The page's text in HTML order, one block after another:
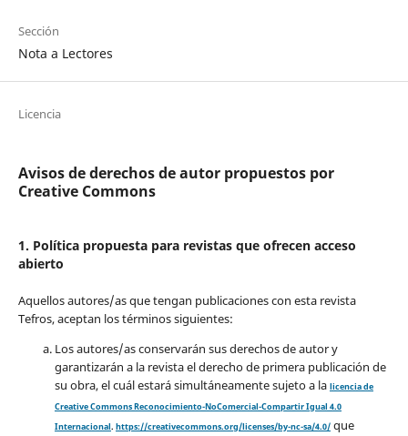
Sección
Nota a Lectores
Licencia
Avisos de derechos de autor propuestos por
Creative Commons
1. Política propuesta para revistas que ofrecen acceso
abierto
Aquellos autores/as que tengan publicaciones con esta revista
Tefros, aceptan los términos siguientes:
Los autores/as conservarán sus derechos de autor y
garantizarán a la revista el derecho de primera publicación de
su obra, el cuál estará simultáneamente sujeto a la licencia de
Creative Commons Reconocimiento-NoComercial-Compartir Igual 4.0
Internacional. https://creativecommons.org/licenses/by-nc-sa/4.0/que